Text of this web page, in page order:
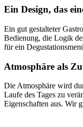
Ein Design, das
Ein gut gestalteter
Bedienung, die Logik
für ein
Atmosphäre als
Die Atmosphäre wird
Laufe des Tages zu
Eigenschaften aus. Wir